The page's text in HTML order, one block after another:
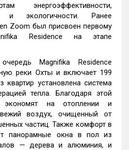
энергоэффективности,
и экологичности. Ранее
Zoom был присвоен первому
Residence на этапе
Magnifika Residence
реки Охты и включает 199
установлена система
тепла. Благодаря этой
экономят на отоплении и
воздух, очищенный от
частиц. Также комфорт в
панорамные окна в пол из
— дерева и алюминия, и